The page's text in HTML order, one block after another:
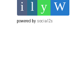
powered by social2s